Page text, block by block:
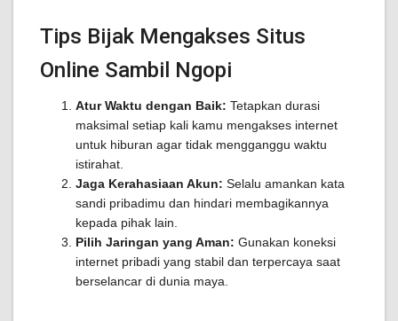
Tips Bijak Mengakses Situs
Online Sambil Ngopi
Atur Waktu dengan Baik: Tetapkan durasi
maksimal setiap kali kamu mengakses internet
untuk hiburan agar tidak mengganggu waktu
istirahat.
Jaga Kerahasiaan Akun: Selalu amankan kata
sandi pribadimu dan hindari membagikannya
kepada pihak lain.
Pilih Jaringan yang Aman: Gunakan koneksi
internet pribadi yang stabil dan terpercaya saat
berselancar di dunia maya.